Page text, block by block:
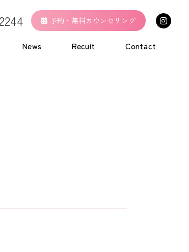
予約・無料カウンセリング
News Recuit Contact